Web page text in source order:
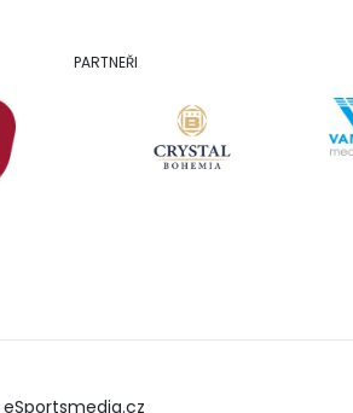
PARTNEŘI
eSportsmedia.cz